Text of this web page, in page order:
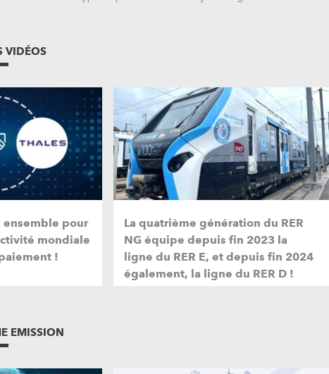
VIDÉOS
ensemble pour
mondiale
!
La quatrième génération du RER
NG équipe depuis fin 2023 la
ligne du RER E, et depuis fin 2024
également, la ligne du RER D !
EMISSION